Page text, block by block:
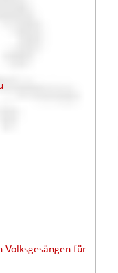
Volksgesängen für